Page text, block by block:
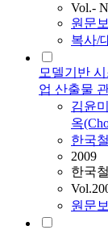
Vol.-
원문보
복사/
모델기반
업 산출물
김윤
옥
한국
2009
한국
원문보